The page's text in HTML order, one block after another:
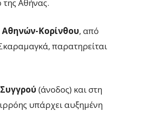
της Αθήνας.
Αθηνών-Κορίνθου, από
παρατηρείται
(άνοδος) και στη
υπάρχει αυξημένη